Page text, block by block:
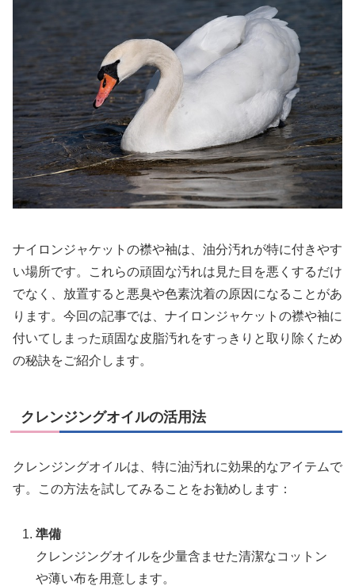
ナイロンジャケットの襟や袖は、油分汚れが特に付きやす
い場所です。これらの頑固な汚れは見た目を悪くするだけ
でなく、放置すると悪臭や色素沈着の原因になることがあ
ります。今回の記事では、ナイロンジャケットの襟や袖に
付いてしまった頑固な皮脂汚れをすっきりと取り除くため
の秘訣をご紹介します。
クレンジングオイルの活用法
クレンジングオイルは、特に油汚れに効果的なアイテムで
す。この方法を試してみることをお勧めします：
準備
クレンジングオイルを少量含ませた清潔なコットン
や薄い布を用意します。